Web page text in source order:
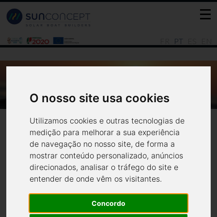
PT
O nosso site usa cookies
Utilizamos cookies e outras tecnologias de
medição para melhorar a sua experiência
de navegação no nosso site, de forma a
mostrar conteúdo personalizado, anúncios
direcionados, analisar o tráfego do site e
entender de onde vêm os visitantes.
Concordo
Notícias Últimas
O incomparável prazer de